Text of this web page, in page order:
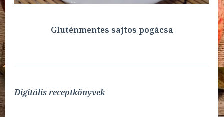
Gluténmentes sajtos pogácsa
Digitális receptkönyvek